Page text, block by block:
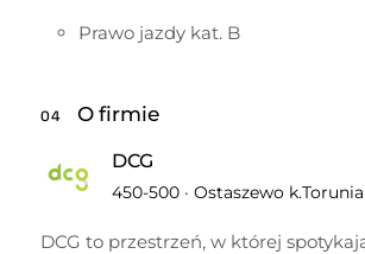
Prawo jazdy kat. B
04 O firmie
DCG
450-500 ·Ostaszewo k.Torunia
DCG to przestrzeń, w której